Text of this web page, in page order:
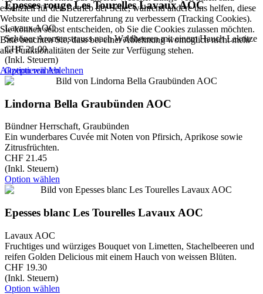
Epesses rouge Les Tourelles Lavaux AOC
Lavaux AOC
Schöner Aromenstrauss nach Waldbeeren mit einem Hauch Lakritze
CHF 21.00
(Inkl. Steuern)
Option wählen
Lindorna Bella Graubünden AOC
Bündner Herrschaft, Graubünden
Ein wunderbares Cuvée mit Noten von Pfirsich, Aprikose sowie
Zitrusfrüchten.
CHF 21.45
(Inkl. Steuern)
Option wählen
Epesses blanc Les Tourelles Lavaux AOC
Lavaux AOC
Fruchtiges und würziges Bouquet von Limetten, Stachelbeeren und
reifen Golden Delicious mit einem Hauch von weissen Blüten.
CHF 19.30
(Inkl. Steuern)
Option wählen
essenziell für den Betrieb der Seite, während andere uns helfen, diese
Website und die Nutzererfahrung zu verbessern (Tracking Cookies).
Sie können selbst entscheiden, ob Sie die Cookies zulassen möchten.
Bitte beachten Sie, dass bei einer Ablehnung womöglich nicht mehr
alle Funktionalitäten der Seite zur Verfügung stehen.
AkzeptierenAblehnen